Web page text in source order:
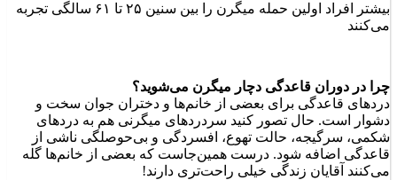
بیشتر افراد اولین حمله میگرن را بین سنین ۲۵ تا ۶۱ سالگی تجربه
می‌كنند
چرا در دوران قاعدگی دچار میگرن می‌شوید؟
دردهای قاعدگی برای بعضی از خانم‌ها و دختران جوان سخت و
دشوار است. حال تصور كنید سردردهای میگرنی هم به دردهای
شكمی، سرگیجه، حالت تهوع، افسردگی و بی‌حوصلگی ناشی از
قاعدگی اضافه شود. درست همین‌جاست كه بعضی از خانم‌ها گله
می‌كنند آقایان زندگی خیلی راحت‌تری دارند!